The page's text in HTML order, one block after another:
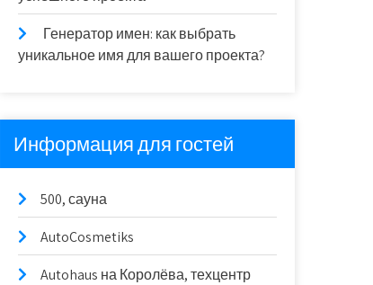
Генератор имен: как выбрать
уникальное имя для вашего проекта?
Информация для гостей
500, сауна
AutoCosmetiks
Autohaus на Королёва, техцентр